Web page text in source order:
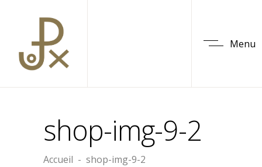
Menu
shop-img-9-2
Accueil - shop-img-9-2